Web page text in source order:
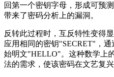
回第一个密钥字母，形成可预
带来了密码分析上的漏洞。
反转此过程时，互反特性变得
应用相同的密钥"SECRET"，
始明文"HELLO"。这种数学上
法的需求，使该密码在文艺复